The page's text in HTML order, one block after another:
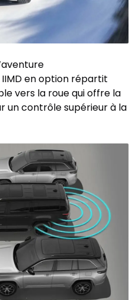
IIMD en option répartit
vers la roue qui offre la
un contrôle supérieur à la